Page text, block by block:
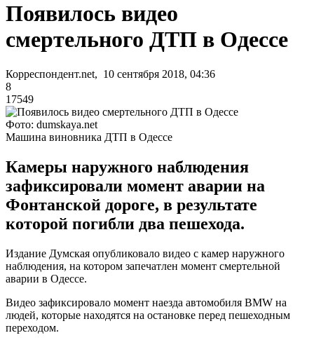
Появилось видео
смертельного ДТП в Одессе
Корреспондент.net, 10 сентября 2018, 04:36
8
17549
Фото: dumskaya.net
Машина виновника ДТП в Одессе
Камеры наружного наблюдения
зафиксировали момент аварии на
Фонтанской дороге, в результате
которой погибли два пешехода.
Издание Думская опубликовало видео с камер наружного
наблюдения, на котором запечатлен момент смертельной
аварии в Одессе.
Видео зафиксировало момент наезда автомобиля BMW на
людей, которые находятся на остановке перед пешеходным
переходом.